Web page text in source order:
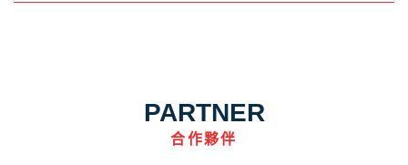
PARTNER
合作夥伴